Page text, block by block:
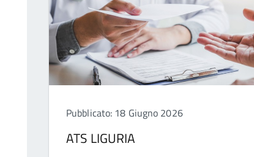
Pubblicato: 18 Giugno 2026
ATS LIGURIA